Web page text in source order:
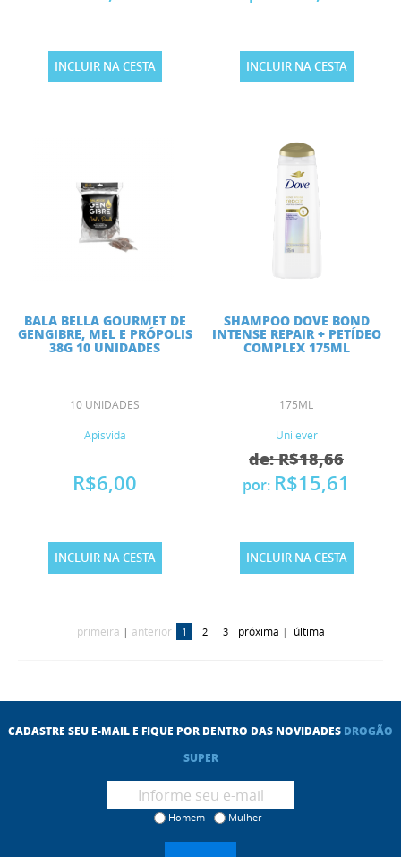
INCLUIR NA CESTA INCLUIR NA CESTA
BALA BELLA GOURMET DE
GENGIBRE, MEL E PRÓPOLIS
38G 10 UNIDADES
10 UNIDADES
Apisvida
R$6,00
INCLUIR NA CESTA
SHAMPOO DOVE BOND
INTENSE REPAIR + PETÍDEO
COMPLEX 175ML
175ML
Unilever
de: R$18,66
por: R$15,61
INCLUIR NA CESTA
primeira | anterior 1 2 3 próxima | última
CADASTRE SEU E-MAIL E FIQUE POR DENTRO DAS NOVIDADES DROGÃO
SUPER
Homem Mulher